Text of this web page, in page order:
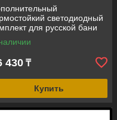
светодиодный
для русской бани
Sauna Led 2700 K (3
430 ₸
Купить